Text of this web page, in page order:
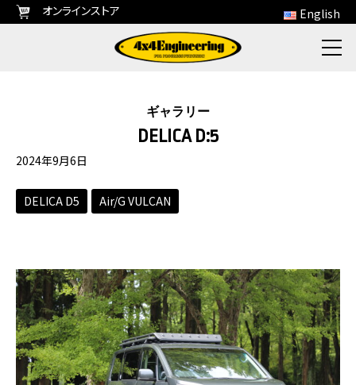
オンラインストア English
ギャラリー
DELICA D:5
2024年9月6日
DELICA D5 Air/G VULCAN